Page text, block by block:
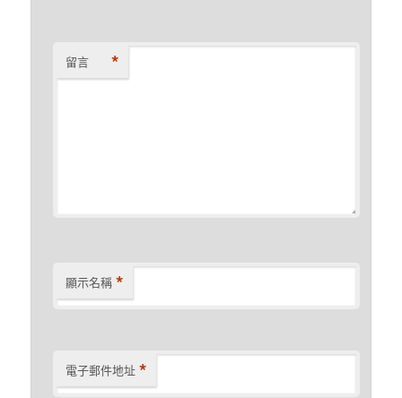
留言 *
顯示名稱 *
電子郵件地址 *